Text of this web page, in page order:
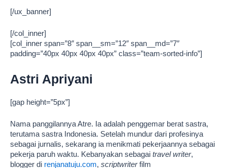
[/ux_banner]
[/col_inner]
[col_inner span=”8″ span__sm=”12″ span__md=”7″
padding=”40px 40px 40px 40px” class=”team-sorted-info”]
Astri Apriyani
[gap height=”5px”]
Nama panggilannya Atre. Ia adalah penggemar berat sastra,
terutama sastra Indonesia. Setelah mundur dari profesinya
sebagai jurnalis, sekarang ia menikmati pekerjaannya sebagai
pekerja paruh waktu. Kebanyakan sebagai travel writer,
blogger di renjanatuju.com, scriptwriterfilm